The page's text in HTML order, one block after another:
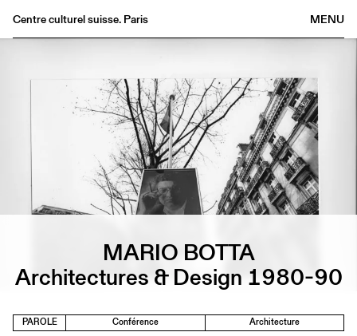
MENU
Centre culturel suisse. Paris
Librairie
Médiathèque
Informations
MARIO BOTTA
Architectures & Design 1980-90
PAROLE Conférence Architecture